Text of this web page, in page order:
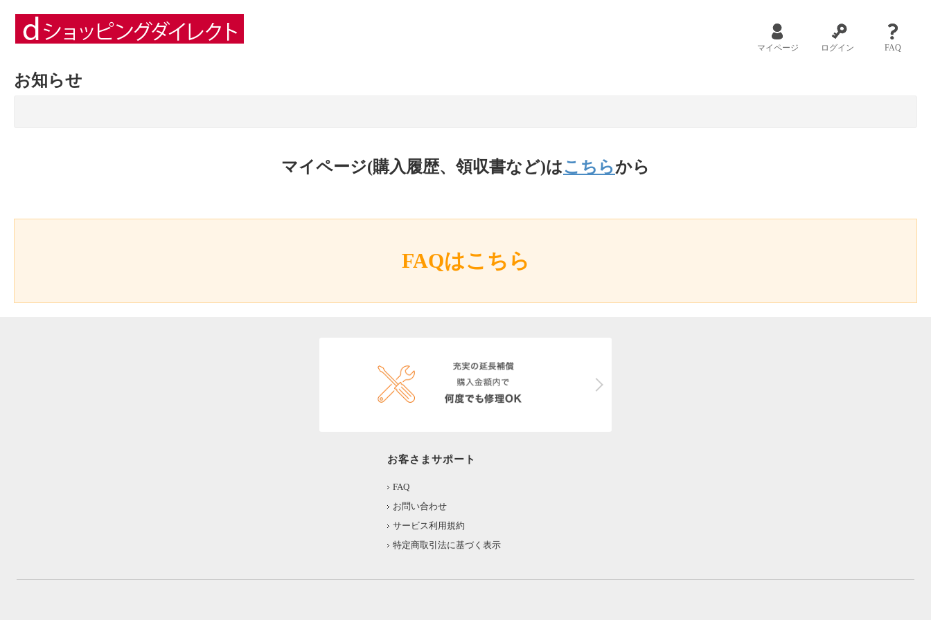
マイページ ログイン FAQ
お知らせ
マイページ(購入履歴、領収書など)はこちらから
FAQはこちら
お客さまサポート
FAQ
お問い合わせ
サービス利用規約
特定商取引法に基づく表示